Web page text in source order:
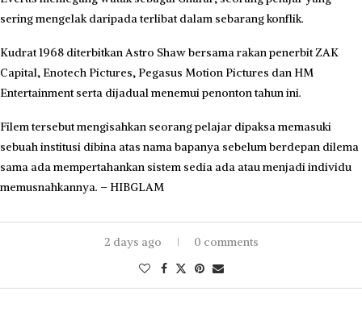
sering mengelak daripada terlibat dalam sebarang konflik.
Kudrat 1968 diterbitkan Astro Shaw bersama rakan penerbit ZAK
Capital, Enotech Pictures, Pegasus Motion Pictures dan HM
Entertainment serta dijadual menemui penonton tahun ini.
Filem tersebut mengisahkan seorang pelajar dipaksa memasuki
sebuah institusi dibina atas nama bapanya sebelum berdepan dilema
sama ada mempertahankan sistem sedia ada atau menjadi individu
memusnahkannya. – HIBGLAM
2 days ago 0 comments